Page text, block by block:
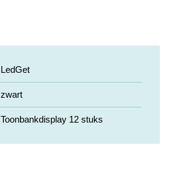
LedGet
zwart
Toonbankdisplay 12 stuks